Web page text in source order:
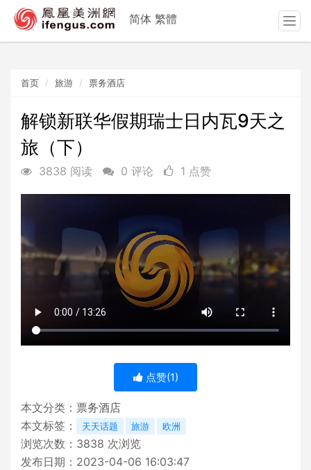
首页 旅游 票务酒店
解锁新联华假期瑞士日内瓦9天之
旅（下）
3838 阅读 0 评论 1 点赞
点赞(1)
本文分类： 票务酒店
本文标签：
天天话题 旅游 欧洲
浏览次数： 3838 次浏览
发布日期：2023-04-06 16:03:47
简体 繁體
T
o
a
a
n